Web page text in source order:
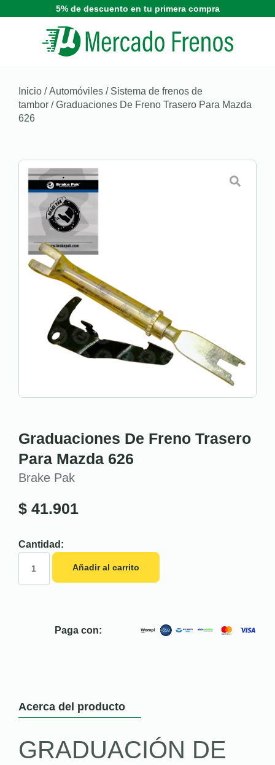
5% de descuento en tu primera compra
Inicio /Automóviles / Sistema de frenos de
tambor / Graduaciones De Freno Trasero Para Mazda
626
Graduaciones De Freno Trasero
Para Mazda 626
Brake Pak
$ 41.901
Cantidad:
Añadir al carrito
Paga con:
Acerca del producto
GRADUACIÓN DE